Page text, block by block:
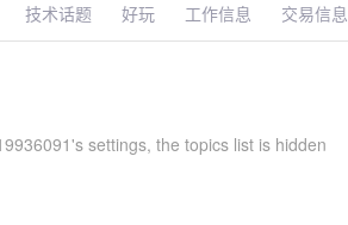
技术话题 好玩 工作信息 交易信息
settings, the topics list is hidden